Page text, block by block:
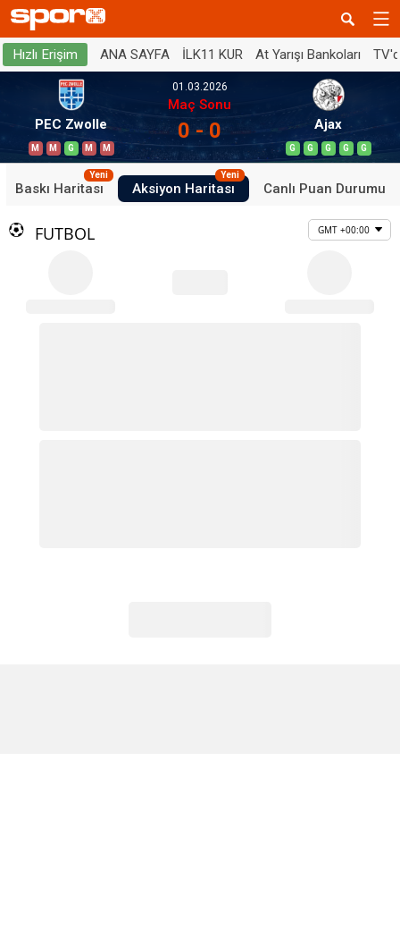
Hızlı Erişim ANA SAYFA İLK11 KUR At Yarışı Bankoları
PEC Zwolle
M M G M M
01.03.2026
Maç Sonu
0 - 0 Ajax
G G G G G
Baskı Haritası
Yeni
Aksiyon Haritası
Yeni
Canlı Puan Durumu
FUTBOL GMT +00:00